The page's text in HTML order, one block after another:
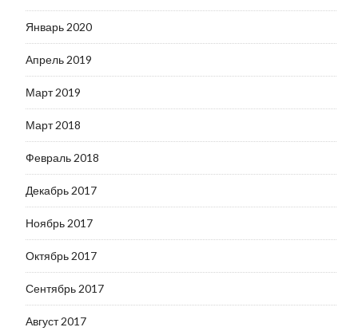
Январь 2020
Апрель 2019
Март 2019
Март 2018
Февраль 2018
Декабрь 2017
Ноябрь 2017
Октябрь 2017
Сентябрь 2017
Август 2017